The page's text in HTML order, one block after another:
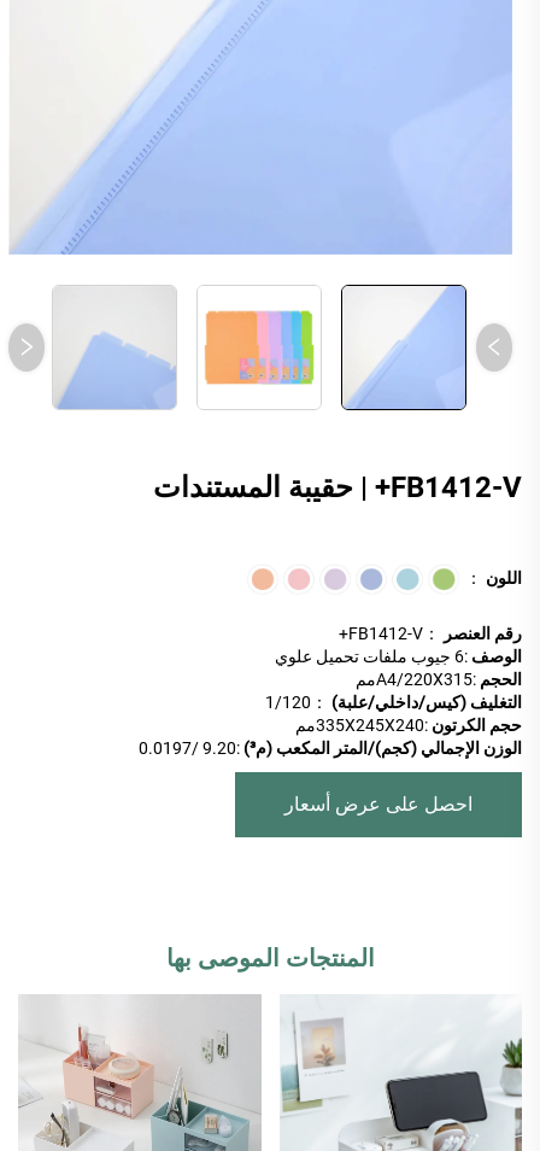
FB1412-V+ | حقيبة المستندات
اللون ：
رقم العنصر
：FB1412-V+
الوصف :6 جيوب ملفات تحميل علوي
الحجم :A4/220X315مم
التغليف (كيس/داخلي/علبة)
：1/120
حجم الكرتون :335X245X240مم
الوزن الإجمالي (كجم)/المتر المكعب (م³)
:9.20 /0.0197
احصل على عرض أسعار
المنتجات الموصى بها